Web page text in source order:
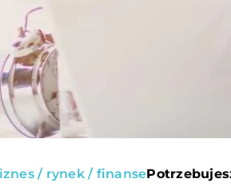
/ rynek / finanse